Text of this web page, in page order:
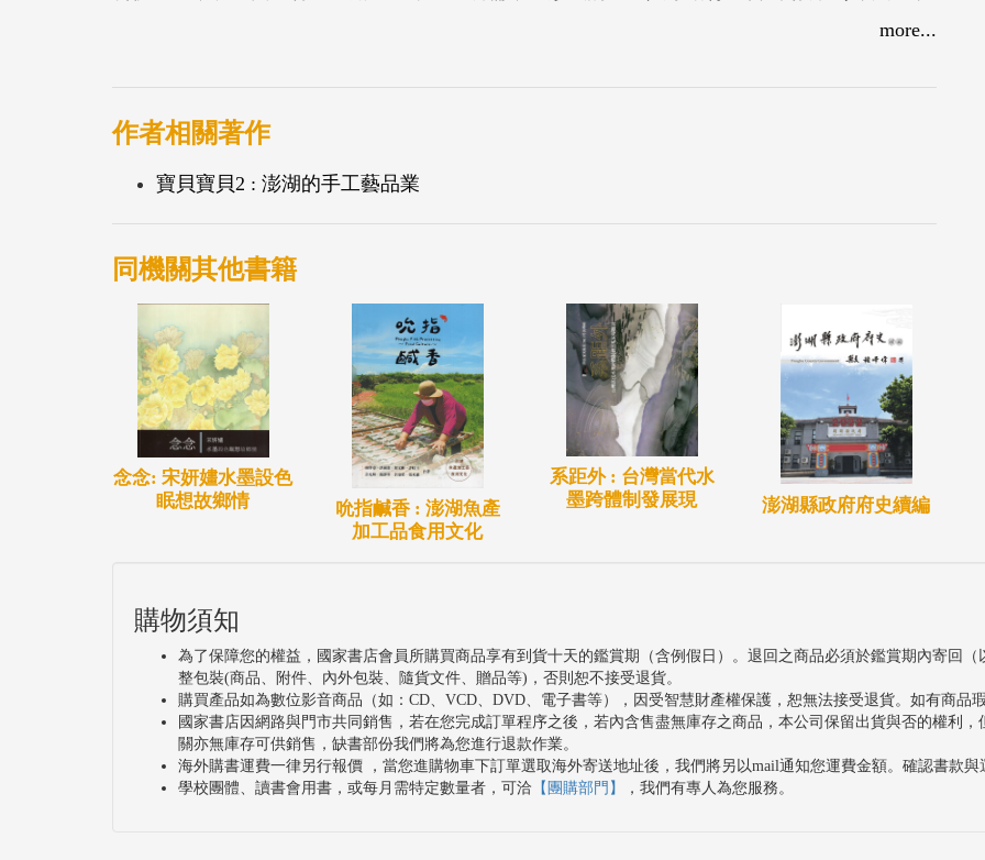
瑚、珍珠、文石等，這些和海洋有關的奇珍異寶，與先民的血脈有著緊密的共鳴，也與生活息
more...
作者相關著作
寶貝寶貝2 : 澎湖的手工藝品業
同機關其他書籍
念念: 宋妍嫿水墨設色
眠想故鄉情
吮指鹹香 : 澎湖魚產
加工品食用文化
系距外 : 台灣當代水
墨跨體制發展現
澎湖縣政府府史續編
購物須知
為了保障您的權益，國家書店會員所購買商品享有到貨十天的鑑賞期（含例假日）。退回之商品必須於鑑賞期內寄回
整包裝(商品、附件、內外包裝、隨貨文件、贈品等)，否則恕不接受退貨。
購買產品如為數位影音商品（如：CD、VCD、DVD、電子書等），因受智慧財產權保護，恕無法接受退貨。如有商品
國家書店因網路與門市共同銷售，若在您完成訂單程序之後，若內含售盡無庫存之商品，本公司保留出貨與否的權利
關亦無庫存可供銷售，缺書部份我們將為您進行退款作業。
海外購書運費一律另行報價 ，當您進購物車下訂單選取海外寄送地址後，我們將另以mail通知您運費金額。確認書款
學校團體、讀書會用書，或每月需特定數量者，可洽 【團購部門】 ，我們有專人為您服務。